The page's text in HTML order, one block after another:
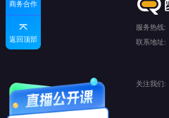
商务合作
返回顶部
服务热线:
联系地址:
关注我们: